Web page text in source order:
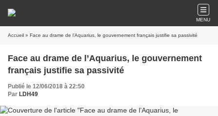
MENU
Accueil » Face au drame de l’Aquarius, le gouvernement français justifie sa passivité
Face au drame de l’Aquarius, le gouvernement
français justifie sa passivité
Publié le 12/06/2018 à 22:50
Par LDH49